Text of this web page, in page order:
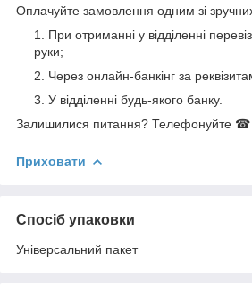
Оплачуйте замовлення одним зі
При отриманні у відділенні
руки;
Через онлайн-банкінг за
У відділенні будь-якого банку.
Залишилися питання? Телефонуйте ☎
Приховати
Спосіб упаковки
Універсальний пакет